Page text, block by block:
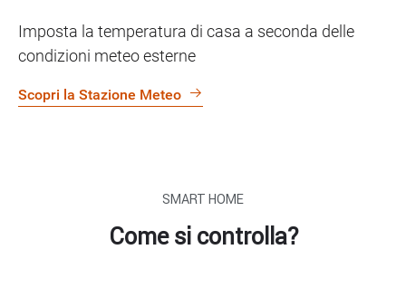
Imposta la temperatura di casa a seconda delle
condizioni meteo esterne
Scopri la Stazione Meteo
SMART HOME
Come si controlla?